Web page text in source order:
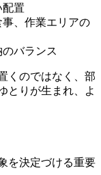
配置
、作業エリアの
のバランス
くのではなく、部
とりが生まれ、よ
を決定づける重要